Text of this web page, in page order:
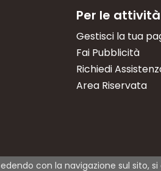
con la navigazione sul sito,
Per le attività
Gestisci la tua
Fai Pubblicità
Richiedi
Area Riservata